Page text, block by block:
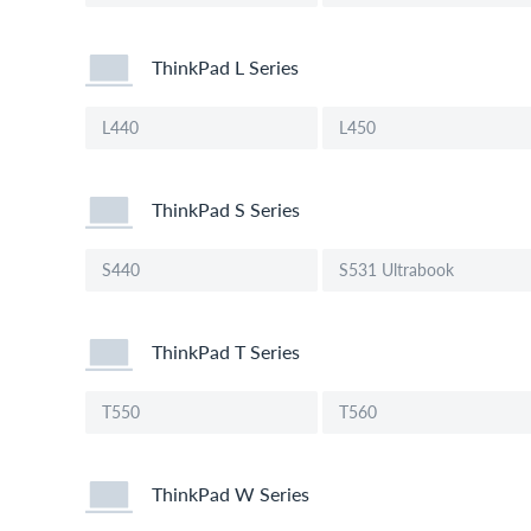
ThinkPad L Series
L440 L450
ThinkPad S Series
S440 S531 Ultrabook
ThinkPad T Series
T550 T560
ThinkPad W Series